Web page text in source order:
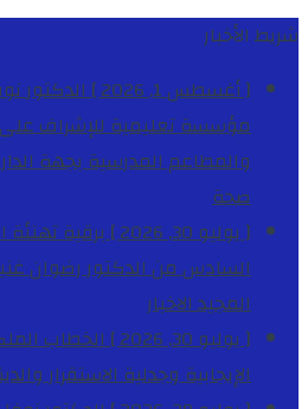
شريط الأخبار
[ أغسطس 1, 2026 ]
مؤسسة تعليمية للإشراف على
والمطاعم المدرسية بجهة
صحة
[ يوليو 30, 2026 ]
برقية
السادس من الدكتور رضوان
المجيدالاخبار
[ يوليو 30, 2026 ]
الخطاب
الإيجابية وجدلية الاستقرار